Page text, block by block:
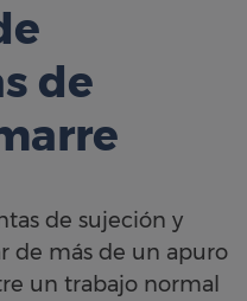
de
de sujeción y
de más de un apuro
un trabajo normal